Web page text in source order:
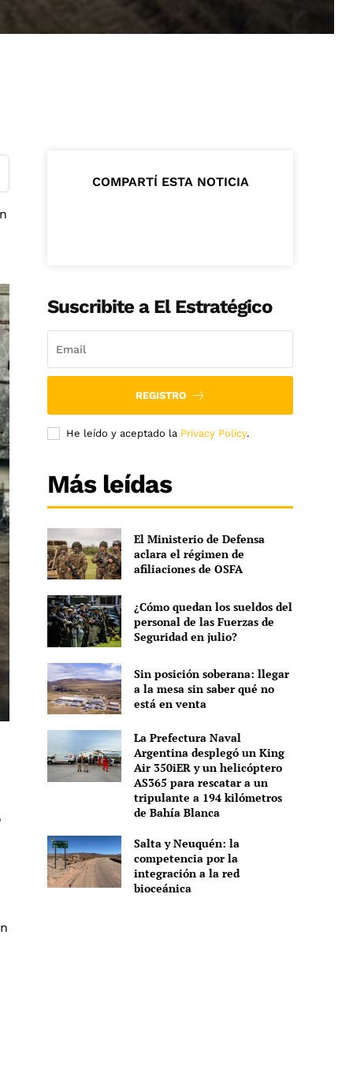
COMPARTÍ ESTA NOTICIA
Suscribite a El Estratégico
REGISTRO
He leído y aceptado la Privacy Policy.
Más leídas
El Ministerio de Defensa
aclara el régimen de
afiliaciones de OSFA
¿Cómo quedan los sueldos del
personal de las Fuerzas de
Seguridad en julio?
Sin posición soberana: llegar
a la mesa sin saber qué no
está en venta
La Prefectura Naval
Argentina desplegó un King
Air 350iER y un helicóptero
AS365 para rescatar a un
tripulante a 194 kilómetros
de Bahía Blanca
Salta y Neuquén: la
competencia por la
integración a la red
bioceánica